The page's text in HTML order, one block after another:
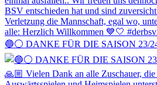
🔵⚪️ DANKE FÜR DIE SAISON 23/